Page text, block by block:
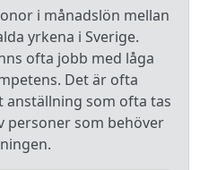
i månadslön mellan
yrkena i Sverige.
ofta jobb med låga
Det är ofta
som ofta tas
personer som behöver